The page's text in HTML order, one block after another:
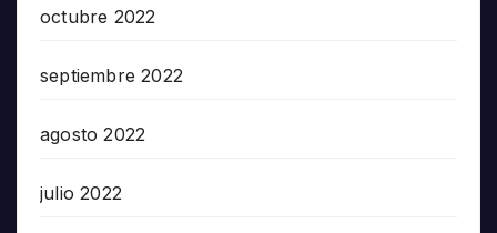
octubre 2022
septiembre 2022
agosto 2022
julio 2022